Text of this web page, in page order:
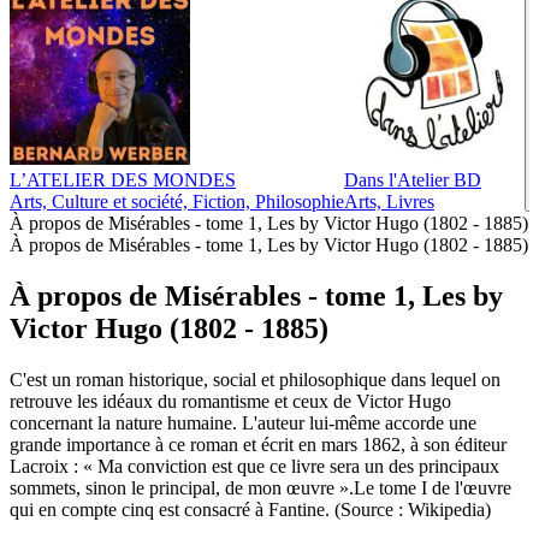
L’ATELIER DES MONDES
Arts, Culture et société, Fiction, Philosophie
Dans l'Atelier BD
Arts, Livres
À propos de Misérables - tome 1, Les by Victor Hugo (1802 - 1885)
À propos de Misérables - tome 1, Les by Victor Hugo (1802 - 1885)
À propos de Misérables - tome 1, Les by
Victor Hugo (1802 - 1885)
C'est un roman historique, social et philosophique dans lequel on
retrouve les idéaux du romantisme et ceux de Victor Hugo
concernant la nature humaine. L'auteur lui-même accorde une
grande importance à ce roman et écrit en mars 1862, à son éditeur
Lacroix : « Ma conviction est que ce livre sera un des principaux
sommets, sinon le principal, de mon œuvre ».Le tome I de l'œuvre
qui en compte cinq est consacré à Fantine. (Source : Wikipedia)